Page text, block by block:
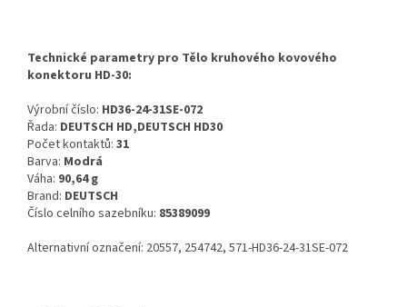
Technické parametry pro Tělo kruhového kovového
konektoru HD-30:
Výrobní číslo: HD36-24-31SE-072
Řada: DEUTSCH HD,DEUTSCH HD30
Počet kontaktů: 31
Barva: Modrá
Váha: 90,64 g
Brand: DEUTSCH
Číslo celního sazebníku: 85389099
Alternativní označení: 20557, 254742, 571-HD36-24-31SE-072